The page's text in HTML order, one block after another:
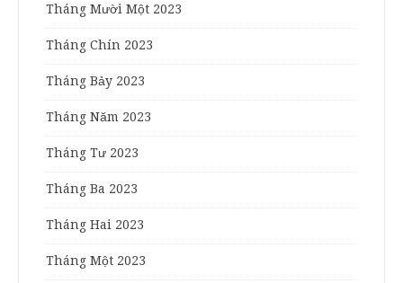
Tháng Mười Một 2023
Tháng Chín 2023
Tháng Bảy 2023
Tháng Năm 2023
Tháng Tư 2023
Tháng Ba 2023
Tháng Hai 2023
Tháng Một 2023